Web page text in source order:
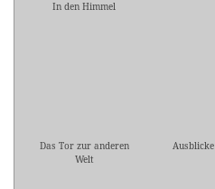
In den Himmel
Das Tor zur anderen
Welt
Ausblicke